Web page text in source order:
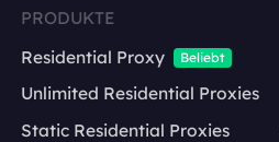
PRODUKTE
Residential Proxy
Beliebt
Unlimited Residential Proxies
Static Residential Proxies